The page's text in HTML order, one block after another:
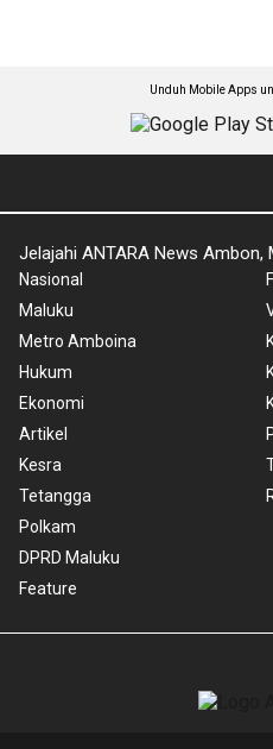
Unduh Mobile Apps
Jelajahi ANTARA News Ambon,
Nasional
Maluku
Metro Amboina
Hukum
Ekonomi
Artikel
Kesra
Tetangga
Polkam
DPRD Maluku
Feature